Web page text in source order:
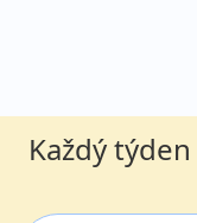
Každý